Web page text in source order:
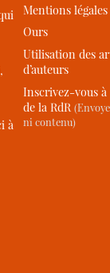
à
Mentions légales
Ours
Utilisation des
d’auteurs
Inscrivez-vous
de la RdR
ni contenu)